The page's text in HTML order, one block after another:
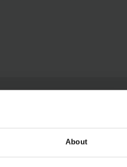
About
Fahrers ebenso wie das
wie Lenkrad,